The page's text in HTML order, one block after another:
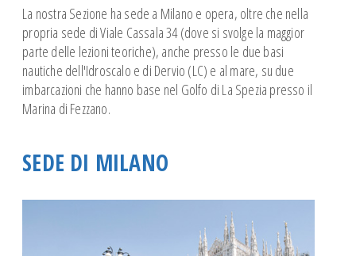
Canoa
Vela e disabili
Corsi Meteo
Corso GMDSS-SRC
SICUREZZA WS OSR 6.01
PATENTE NAUTICA
La nostra Sezione ha sede a Milano e opera, oltre che nella
propria sede di Viale Cassala 34 (dove si svolge la maggior
parte delle lezioni teoriche), anche presso le due basi
nautiche dell'Idroscalo e di Dervio (LC) e al mare, su due
imbarcazioni che hanno base nel Golfo di La Spezia presso il
Marina di Fezzano.
SEDE DI MILANO